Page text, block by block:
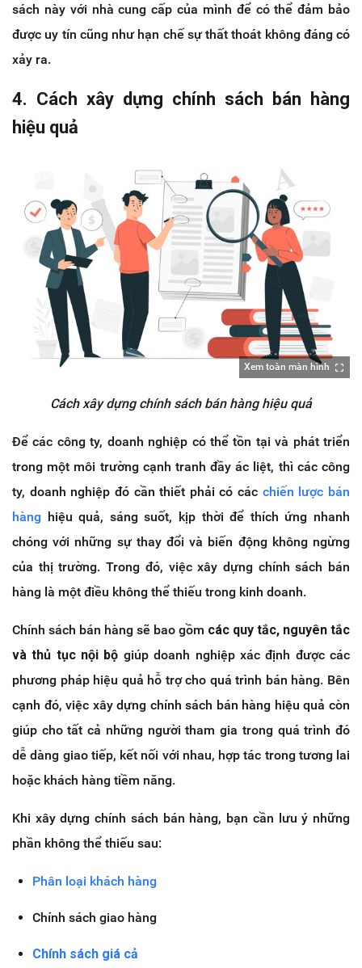
sách này với nhà cung cấp của mình để có thể đảm bảo
được uy tín cũng như hạn chế sự thất thoát không đáng có
xảy ra.
4. Cách xây dựng chính sách bán hàng
hiệu quả
Xem toàn màn hình
Cách xây dựng chính sách bán hàng hiệu quả
Để các công ty, doanh nghiệp có thể tồn tại và phát triển
trong một môi trường cạnh tranh đầy ác liệt, thì các công
ty, doanh nghiệp đó cần thiết phải có các chiến lược bán
hàng hiệu quả, sáng suốt, kịp thời để thích ứng nhanh
chóng với những sự thay đổi và biến động không ngừng
của thị trường. Trong đó, việc xây dựng chính sách bán
hàng là một điều không thể thiếu trong kinh doanh.
Chính sách bán hàng sẽ bao gồm các quy tắc, nguyên tắc
và thủ tục nội bộ giúp doanh nghiệp xác định được các
phương pháp hiệu quả hỗ trợ cho quá trình bán hàng. Bên
cạnh đó, việc xây dựng chính sách bán hàng hiệu quả còn
giúp cho tất cả những người tham gia trong quá trình đó
dễ dàng giao tiếp, kết nối với nhau, hợp tác trong tương lai
hoặc khách hàng tiềm năng.
Khi xây dựng chính sách bán hàng, bạn cần lưu ý những
phần không thể thiếu sau:
Phân loại khách hàng
Chính sách giao hàng
Chính sách giá cả